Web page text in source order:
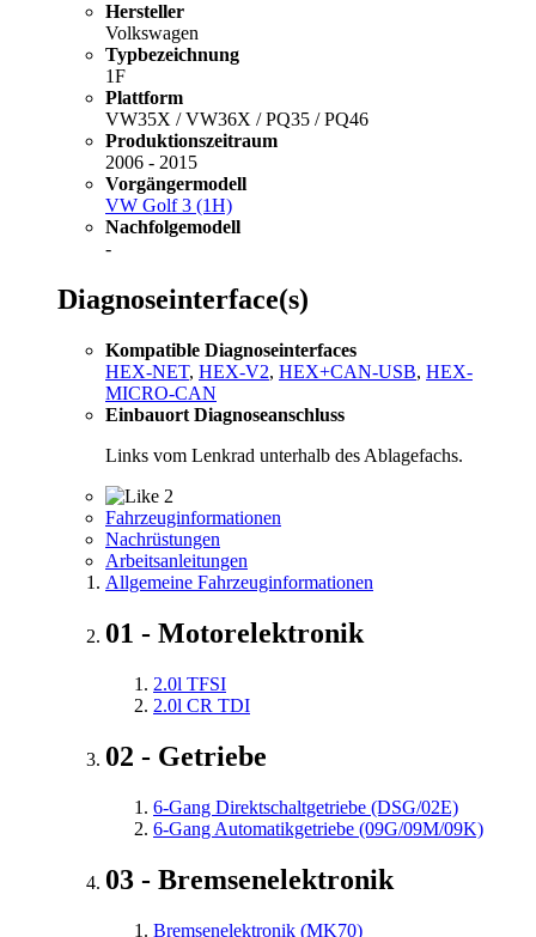
Hersteller
Volkswagen
Typbezeichnung
1F
Plattform
VW35X / VW36X / PQ35 / PQ46
Produktionszeitraum
2006 - 2015
Vorgängermodell
VW Golf 3 (1H)
Nachfolgemodell
-
Diagnoseinterface(s)
Kompatible Diagnoseinterfaces
HEX-NET, HEX-V2, HEX+CAN-USB, HEX-
MICRO-CAN
Einbauort Diagnoseanschluss
Links vom Lenkrad unterhalb des Ablagefachs.
2
Fahrzeuginformationen
Nachrüstungen
Arbeitsanleitungen
Allgemeine Fahrzeuginformationen
01 - Motorelektronik
2.0l TFSI
2.0l CR TDI
02 - Getriebe
6-Gang Direktschaltgetriebe (DSG/02E)
6-Gang Automatikgetriebe (09G/09M/09K)
03 - Bremsenelektronik
Bremsenelektronik (MK70)